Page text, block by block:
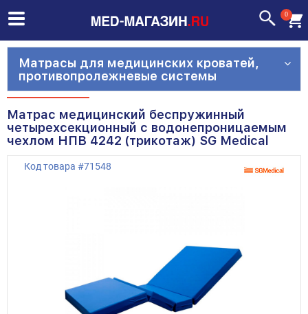
0
Матрасы для медицинских кроватей,
противопролежневые системы
Матрас медицинский беспружинный
четырехсекционный с водонепроницаемым
чехлом НПВ 4242 (трикотаж) SG Medical
Код товара #71548